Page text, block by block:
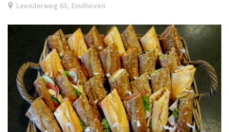
Leenderweg 63, Eindhoven